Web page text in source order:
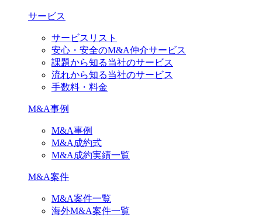
サービス
サービスリスト
安心・安全のM&A仲介サービス
課題から知る当社のサービス
流れから知る当社のサービス
手数料・料金
M&A事例
M&A事例
M&A成約式
M&A成約実績一覧
M&A案件
M&A案件一覧
海外M&A案件一覧